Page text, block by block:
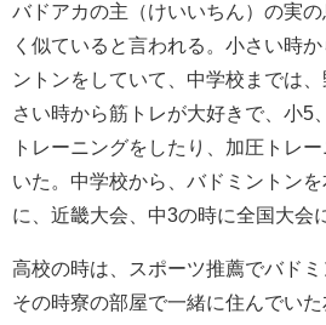
バドアカの主（けいいちん）の実
く似ていると言われる。小さい時
ントンをしていて、中学校までは
さい時から筋トレが大好きで、小5
トレーニングをしたり、加圧トレ
いた。中学校から、バドミントン
に、近畿大会、中3の時に全国大会
高校の時は、スポーツ推薦でバドミ
その時寮の部屋で一緒に住んでいた